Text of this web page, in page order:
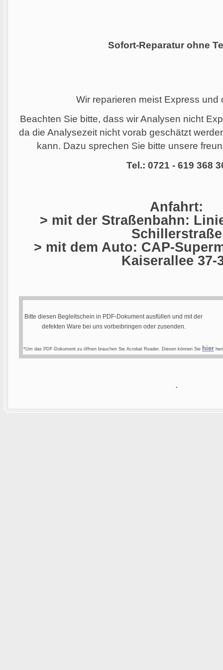
Sofort-Reparatur ohne
Wir reparieren meist Express und
Beachten Sie bitte, dass wir Analysen nicht
da die Analysezeit nicht vorab geschätzt
kann. Dazu sprechen Sie bitte unsere
Tel.: 0721 - 619 368
Anfahrt:
> mit der Straßenbahn:
Schillerstraße
> mit dem Auto: CAP-
Kaiserallee 37-
Bitte diesen Begleitschein in PDF-Dokument ausfüllen und mit der
defekten Ware bei uns vorbeibringen oder zusenden.
*Um das PDF-Dokument zu öffnen brauchen Sie Acrobat Reader. Diesen können Sie hier
.